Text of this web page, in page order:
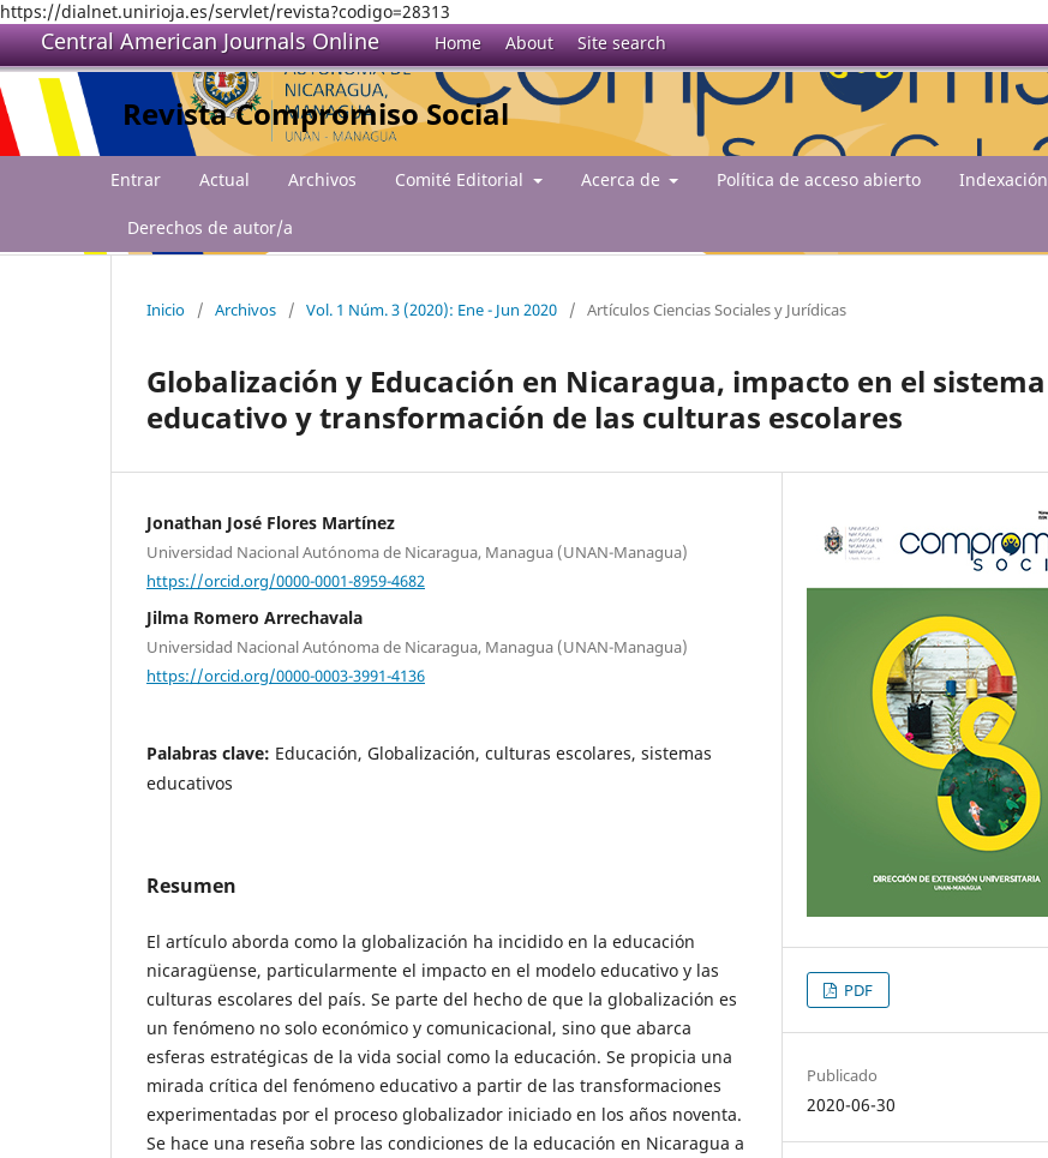
https://dialnet.unirioja.es/servlet/revista?codigo=28313
Central American Journals Online Home About Site search
Revista Compromiso Social
Entrar Actual Archivos Comité Editorial Acerca de Política de acceso abierto Indexación
Derechos de autor/a
Inicio / Archivos / Vol. 1 Núm. 3 (2020): Ene - Jun 2020 / Artículos Ciencias Sociales y Jurídicas
Globalización y Educación en Nicaragua, impacto en el sistema
educativo y transformación de las culturas escolares
Jonathan José Flores Martínez
Universidad Nacional Autónoma de Nicaragua, Managua (UNAN-Managua)
https://orcid.org/0000-0001-8959-4682
Jilma Romero Arrechavala
Universidad Nacional Autónoma de Nicaragua, Managua (UNAN-Managua)
https://orcid.org/0000-0003-3991-4136
Palabras clave: Educación, Globalización, culturas escolares, sistemas
educativos
Resumen
El artículo aborda como la globalización ha incidido en la educación
nicaragüense, particularmente el impacto en el modelo educativo y las
culturas escolares del país. Se parte del hecho de que la globalización es
un fenómeno no solo económico y comunicacional, sino que abarca
esferas estratégicas de la vida social como la educación. Se propicia una
mirada crítica del fenómeno educativo a partir de las transformaciones
experimentadas por el proceso globalizador iniciado en los años noventa.
Se hace una reseña sobre las condiciones de la educación en Nicaragua a
PDF
Publicado
2020-06-30